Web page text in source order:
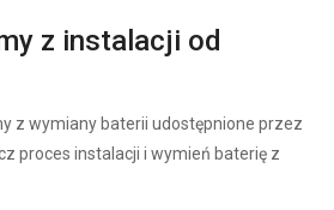
z instalacji od
z wymiany baterii udostępnione przez
proces instalacji i wymień baterię z